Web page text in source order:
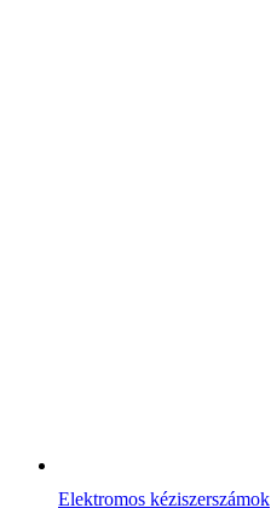
Elektromos kéziszerszámok